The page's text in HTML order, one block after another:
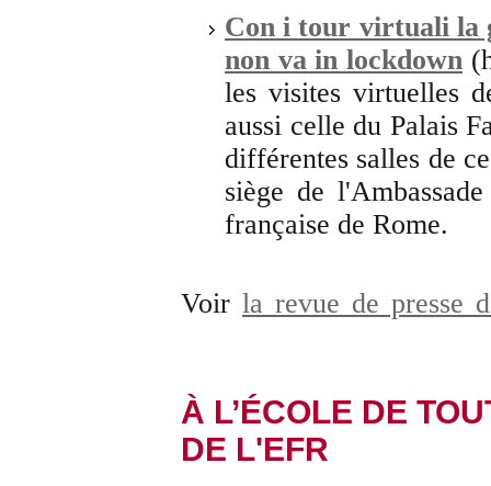
Con i tour virtuali la
non va in lockdown
les visites virtuelles
aussi celle du Palais
différentes salles de
siège de
française de Rome.
Voir la revue de presse
À L’ÉCOLE DE
DE L'EFR